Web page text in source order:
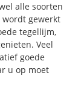
alle soorten
gewerkt
tegellijm,
Veel
goede
u op moet